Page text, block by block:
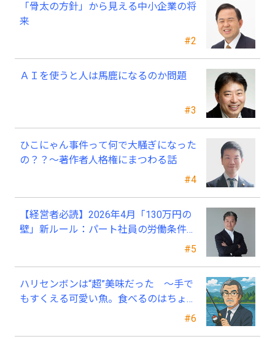
#2
「骨太の方針」から見える中小企業の将
来
#3
ＡＩを使うと人は馬鹿になるのか問題
#4
ひこにゃん事件って何で大騒ぎになった
の？？～著作者人格権にまつわる話
#5
【経営者必読】2026年4月「130万円の
壁」新ルール：パート社員の労働条件通
#6
ハリセンボンは“超”美味だった ～手で
もすくえる可愛い魚。食べるのはちょっ